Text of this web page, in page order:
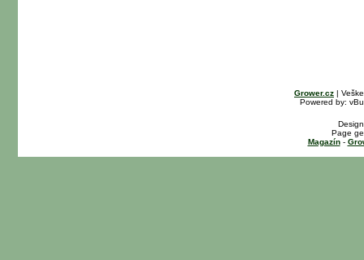
Grower.cz |
Powered by:
Page
Magazín-